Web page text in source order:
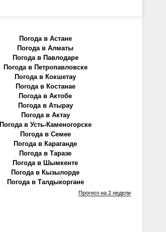
Погода в Астане
Погода в Алматы
Погода в Павлодаре
Погода в Петропавловске
Погода в Кокшетау
Погода в Костанае
Погода в Актобе
Погода в Атырау
Погода в Актау
Погода в Усть-Каменогорске
Погода в Семее
Погода в Караганде
Погода в Таразе
Погода в Шымкенте
Погода в Кызылорде
Погода в Талдыкоргане
Прогноз на 2 недели